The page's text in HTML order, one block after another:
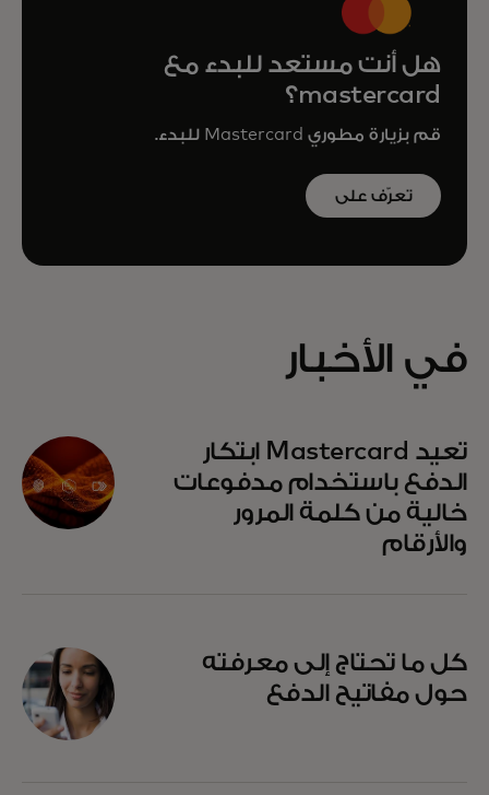
هل أنت مستعد للبدء مع
mastercard؟
قم بزيارة مطوري Mastercard للبدء.
تعرّف على
في الأخبار
تعيد Mastercard ابتكار
الدفع باستخدام مدفوعات
خالية من كلمة المرور
والأرقام
كل ما تحتاج إلى معرفته
حول مفاتيح الدفع